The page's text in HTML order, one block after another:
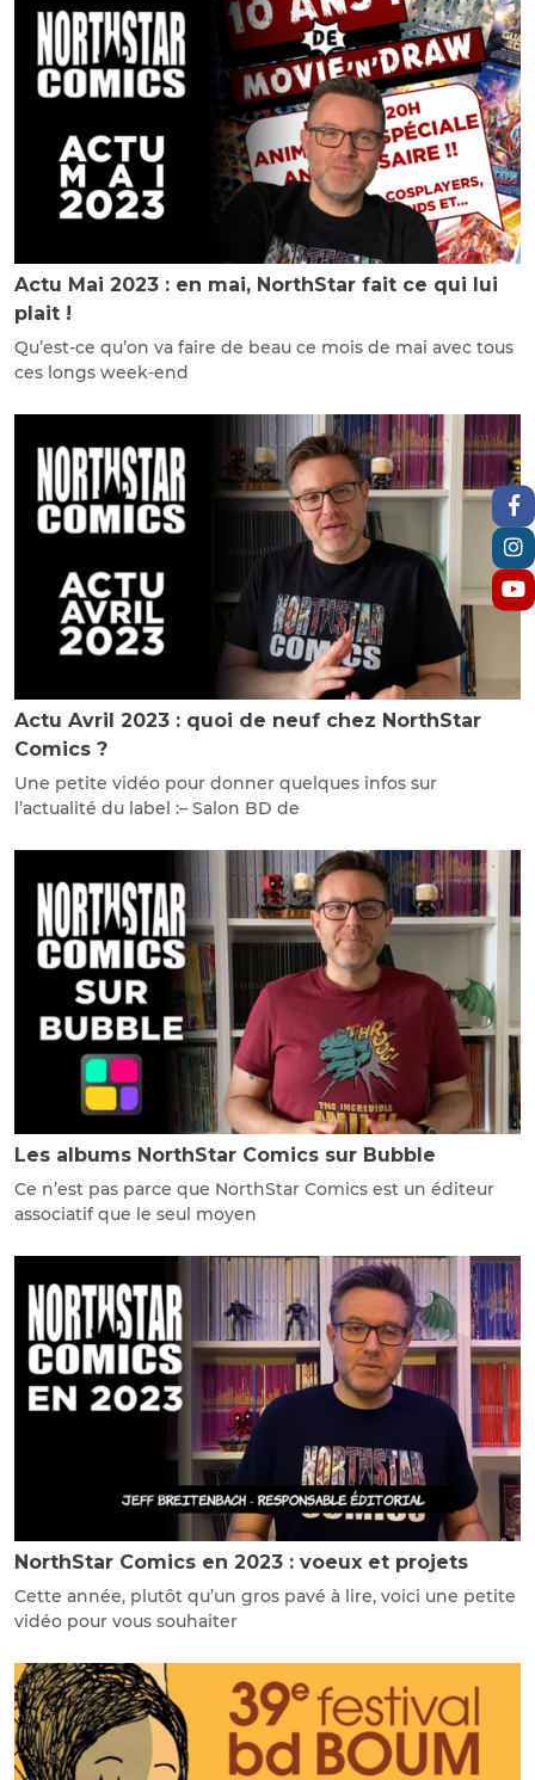
Actu Mai 2023 : en mai, NorthStar fait ce qui lui
plait !
Qu’est-ce qu’on va faire de beau ce mois de mai avec tous
ces longs week-end
Actu Avril 2023 : quoi de neuf chez NorthStar
Comics ?
Une petite vidéo pour donner quelques infos sur
l’actualité du label :– Salon BD de
Les albums NorthStar Comics sur Bubble
Ce n’est pas parce que NorthStar Comics est un éditeur
associatif que le seul moyen
NorthStar Comics en 2023 : voeux et projets
Cette année, plutôt qu’un gros pavé à lire, voici une petite
vidéo pour vous souhaiter